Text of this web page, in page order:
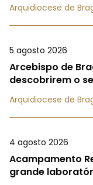
Arquidiocese de
5 agosto 2026
Arcebispo de
descobrirem o
Arquidiocese de
4 agosto 2026
Acampamento
grande